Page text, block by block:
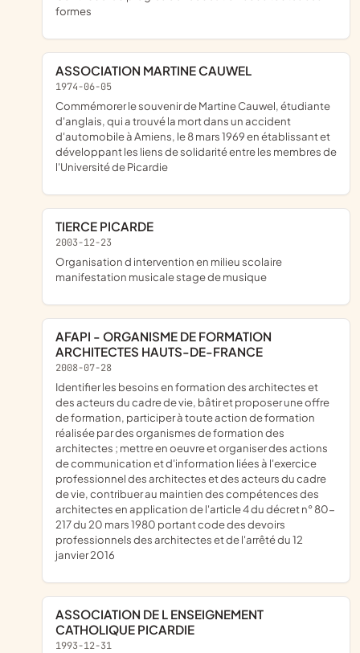
formes
ASSOCIATION MARTINE CAUWEL
1974-06-05
commémorer le souvenir de Martine Cauwel, étudiante
d'anglais, qui a trouvé la mort dans un accident
d'automobile à Amiens, le 8 mars 1969 en établissant et
développant les liens de solidarité entre les membres de
l'Université de Picardie
TIERCE PICARDE
2003-12-23
Organisation d intervention en milieu scolaire
manifestation musicale stage de musique
AFAPI - ORGANISME DE FORMATION
ARCHITECTES HAUTS-DE-FRANCE
2008-07-28
identifier les besoins en formation des architectes et
des acteurs du cadre de vie, bâtir et proposer une offre
de formation, participer à toute action de formation
réalisée par des organismes de formation des
architectes ; mettre en oeuvre et organiser des actions
de communication et d'information liées à l'exercice
professionnel des architectes et des acteurs du cadre
de vie, contribuer au maintien des compétences des
architectes en application de l'article 4 du décret n° 80-
217 du 20 mars 1980 portant code des devoirs
professionnels des architectes et de l'arrêté du 12
janvier 2016
ASSOCIATION DE L ENSEIGNEMENT
CATHOLIQUE PICARDIE
1993-12-31